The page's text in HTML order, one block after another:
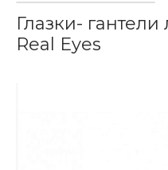
Глазки-
Real Eyes